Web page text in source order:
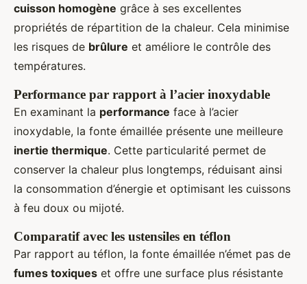
cuisson homogène grâce à ses excellentes
propriétés de répartition de la chaleur. Cela minimise
les risques de brûlure et améliore le contrôle des
températures.
Performance par rapport à l’acier inoxydable
En examinant la performance face à l’acier
inoxydable, la fonte émaillée présente une meilleure
inertie thermique. Cette particularité permet de
conserver la chaleur plus longtemps, réduisant ainsi
la consommation d’énergie et optimisant les cuissons
à feu doux ou mijoté.
Comparatif avec les ustensiles en téflon
Par rapport au téflon, la fonte émaillée n’émet pas de
fumes toxiques et offre une surface plus résistante